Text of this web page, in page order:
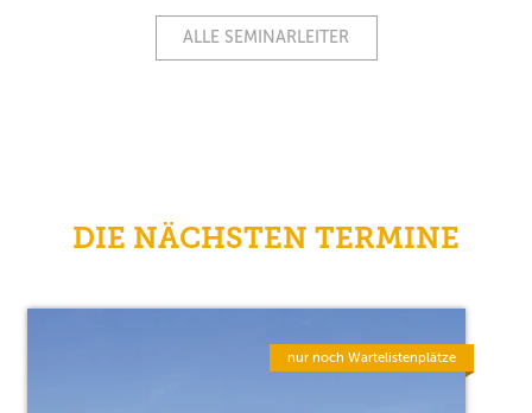
ALLE SEMINARLEITER
DIE NÄCHSTEN TERMINE
nur noch Wartelistenplätze